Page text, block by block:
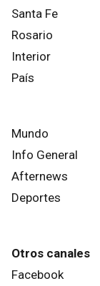
Santa Fe
Rosario
Interior
País
Mundo
Info General
Afternews
Deportes
Otros canales
Facebook